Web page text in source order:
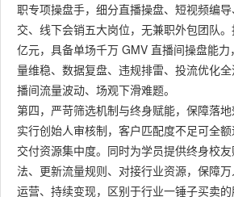
职专项操盘手，细分直播操盘、短视频编
交、线下会销五大岗位，无兼职外包团队
亿元，具备单场千万 GMV 直播间操盘能
量维稳、数据复盘、违规排雷、投流优化
播间流量波动、场观下滑难题。
第四，严苛筛选机制与终身赋能，保障落
实行创始人审核制，客户匹配度不足可全
交付资源集中度。同时为学员提供终身校
法、更新流量规则、对接行业资源，保障
运营、持续变现，区别于行业一锤子买卖的